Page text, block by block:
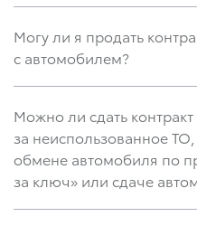
Могу ли я продать
с автомобилем?
Можно ли сдать контракт
за неиспользованное
обмене автомобиля по
за ключ» или сдаче